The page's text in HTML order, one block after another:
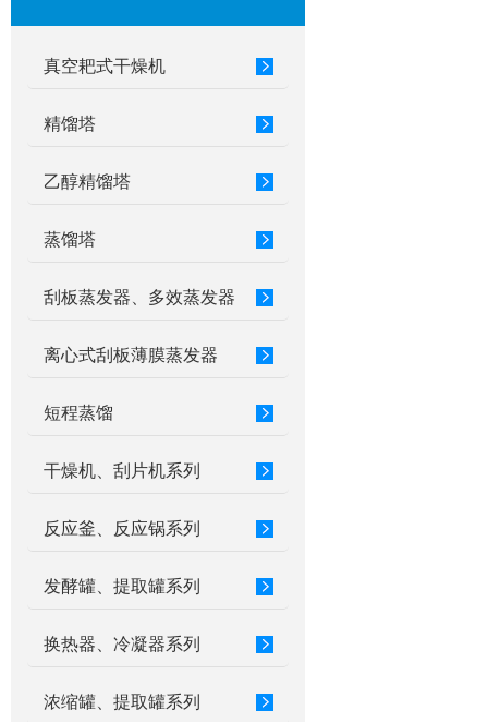
真空耙式干燥机
精馏塔
乙醇精馏塔
蒸馏塔
刮板蒸发器、多效蒸发器
离心式刮板薄膜蒸发器
短程蒸馏
干燥机、刮片机系列
反应釜、反应锅系列
发酵罐、提取罐系列
换热器、冷凝器系列
浓缩罐、提取罐系列